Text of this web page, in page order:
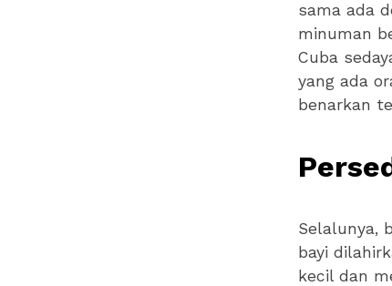
sama ada
minuman
Cuba
yang ada
benarkan
Selalunya,
bayi
kecil dan